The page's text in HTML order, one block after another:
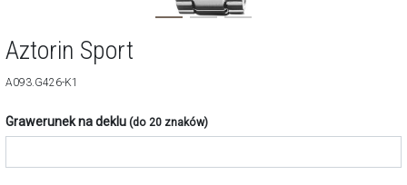
Aztorin Sport
A093.G426-K1
Grawerunek na deklu (do 20 znaków)